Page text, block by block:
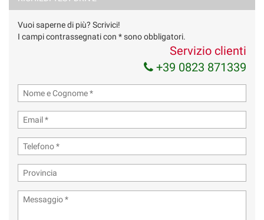
Vuoi saperne di più? Scrivici!
I campi contrassegnati con * sono obbligatori.
Servizio clienti
+39 0823 871339